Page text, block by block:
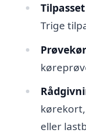
Trige
eller